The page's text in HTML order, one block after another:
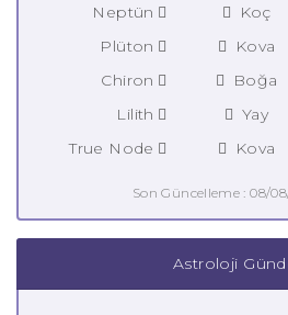
Neptün
Koç
Plüton
Kova
Chiron
Boğa
Lilith
Yay
True Node
Kova
Son Güncelleme : 08/
Astroloji